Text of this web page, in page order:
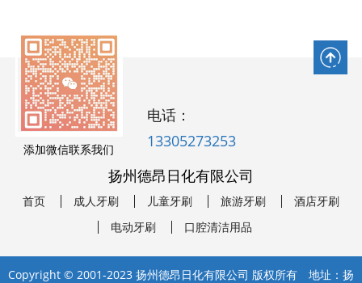
添加微信联系我们
电话：
13305273253
扬州德昂日化有限公司
首页 成人牙刷 儿童牙刷 旅游牙刷
酒店牙刷
电动牙刷
口腔清洁用品
Copyright © 2001-2023 扬州德昂日化有限公司 版权所有 地址：扬